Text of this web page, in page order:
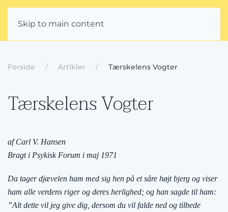
Skip to main content
Forside Artikler Tærskelens Vogter
Tærskelens Vogter
af Carl V. Hansen
Bragt i Psykisk Forum i maj 1971
Da tager djævelen ham med sig hen på et såre højt bjerg og viser
ham alle verdens riger og deres herlighed; og han sagde til ham:
”Alt dette vil jeg give dig, dersom du vil falde ned og tilbede